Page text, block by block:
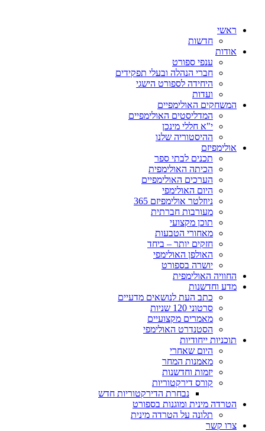
ראשי
חדשות
אודות
ענפי ספורט
חברי הנהלה ובעלי תפקידים
היחידה לספורט הישגי
ועדות
המשחקים האולימפיים
המדליסטים האולימפיים
י"א חללי מינכן
ההיסטוריה שלנו
אולימפיזם
תכנים לבתי ספר
הכיתה האולימפית
הערכים האולימפיים
היום האולימפי
ניוזלטר אולימפיזם 365
מעורבות חברתית
תוכן מקצועי
מאחורי הטבעות
חזקים יותר – ביחד
האולפן האולימפי
יושרה בספורט
החוויה האולימפית
מדע וחדשנות
כתב העת לנושאים מדעיים
סרטוני 120 שניות
מאמרים מקצועיים
הסטנדרט האולימפי
תוכניות ייחודיות
היום שאחרי
מאמנות המחר
יזמות וחדשנות
קורס דירקטוריות
נבחרת הדירקטוריות חדש
הטרדה מינית ומוגנות בספורט
תלונה על הטרדה מינית
צרו קשר